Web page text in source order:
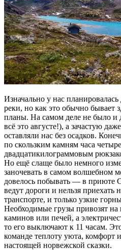
Изначально у нас планировалась
реки, но как это обычно бывает
планы. На самом деле не было и
всё это августе!), а зачастую
оставляли нас без осадков.
по скользким камням часа
двадцатикилограммовым
Но ещё слаще было немного
заночевать в самом волшебном
довелось побывать — в приюте
ведут дороги и нельзя
транспорте, и только узкие
Необходимые грузы привозят на
каминов или печей, а
то его выключают к 11 часам.
команде теплоту уюта, комфорт
настоящей норвежской сказки.